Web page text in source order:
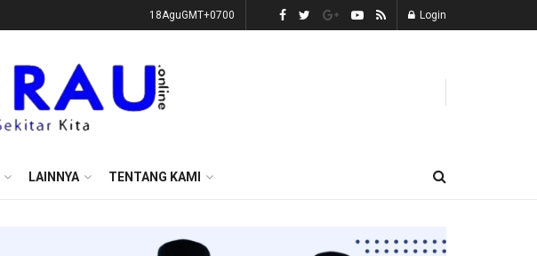
18AguGMT+0700 Login
LAINNYA TENTANG KAMI